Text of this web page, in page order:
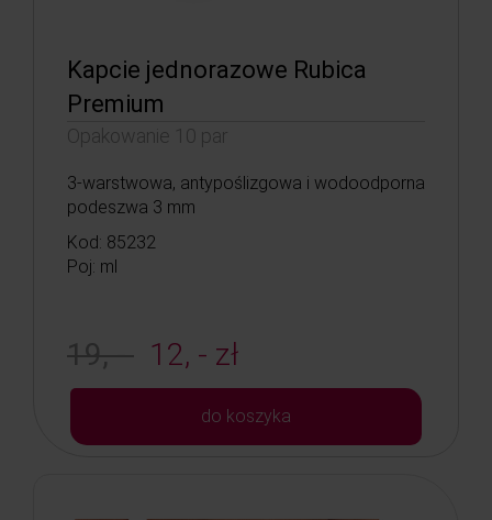
Kapcie jednorazowe Rubica
Premium
Opakowanie 10 par
3-warstwowa, antypoślizgowa i wodoodporna
podeszwa 3 mm
Kod: 85232
Poj: ml
19, - 12, - zł
do koszyka